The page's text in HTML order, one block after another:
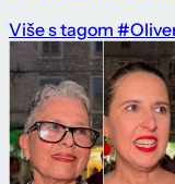
Više s tagom